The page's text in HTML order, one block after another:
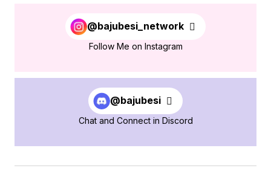
@bajubesi_network
Follow Me on Instagram
@bajubesi
Chat and Connect in Discord